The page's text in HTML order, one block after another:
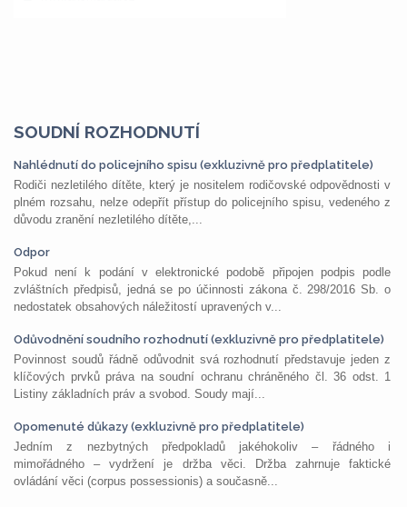
SOUDNÍ ROZHODNUTÍ
Nahlédnutí do policejního spisu (exkluzivně pro předplatitele)
Rodiči nezletilého dítěte, který je nositelem rodičovské odpovědnosti v
plném rozsahu, nelze odepřít přístup do policejního spisu, vedeného z
důvodu zranění nezletilého dítěte,...
Odpor
Pokud není k podání v elektronické podobě připojen podpis podle
zvláštních předpisů, jedná se po účinnosti zákona č. 298/2016 Sb. o
nedostatek obsahových náležitostí upravených v...
Odůvodnění soudního rozhodnutí (exkluzivně pro předplatitele)
Povinnost soudů řádně odůvodnit svá rozhodnutí představuje jeden z
klíčových prvků práva na soudní ochranu chráněného čl. 36 odst. 1
Listiny základních práv a svobod. Soudy mají...
Opomenuté důkazy (exkluzivně pro předplatitele)
Jedním z nezbytných předpokladů jakéhokoliv – řádného i
mimořádného – vydržení je držba věci. Držba zahrnuje faktické
ovládání věci (corpus possessionis) a současně...